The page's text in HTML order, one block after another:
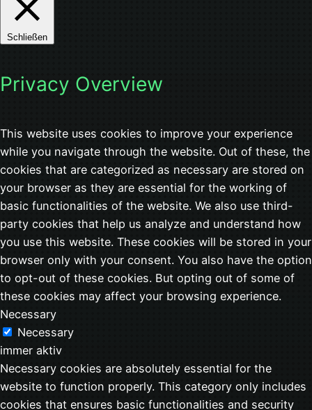
Schließen
Privacy Overview
This website uses cookies to improve your experience
while you navigate through the website. Out of these, the
cookies that are categorized as necessary are stored on
your browser as they are essential for the working of
basic functionalities of the website. We also use third-
party cookies that help us analyze and understand how
you use this website. These cookies will be stored in your
browser only with your consent. You also have the option
to opt-out of these cookies. But opting out of some of
these cookies may affect your browsing experience.
Necessary
Necessary
immer aktiv
Necessary cookies are absolutely essential for the
website to function properly. This category only includes
cookies that ensures basic functionalities and security